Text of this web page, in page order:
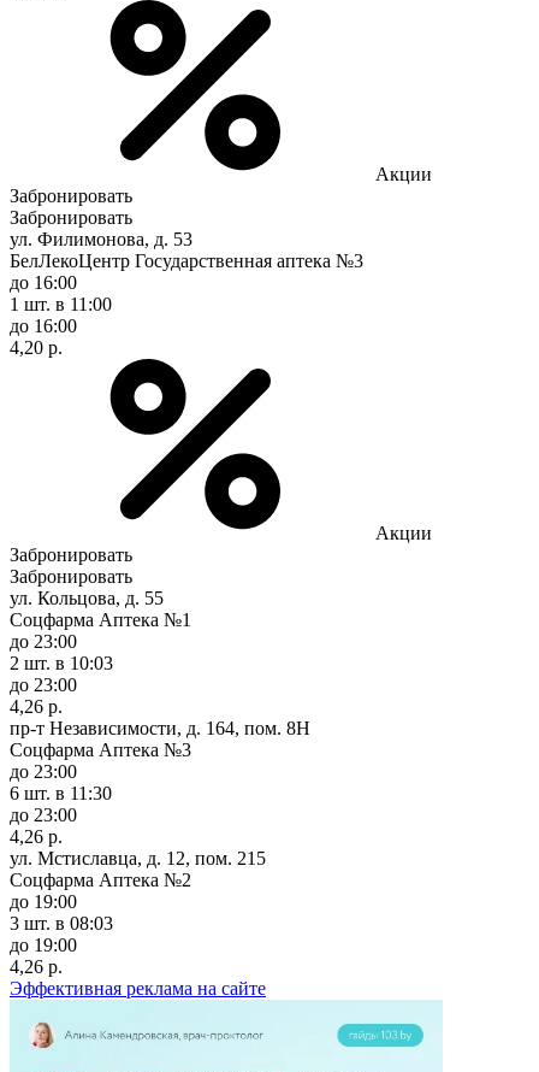
Акции
Забронировать
Забронировать
ул. Филимонова, д. 53
БелЛекоЦентр Государственная аптека №3
до 16:00
1 шт. в 11:00
до 16:00
4,20 р.
Акции
Забронировать
Забронировать
ул. Кольцова, д. 55
Соцфарма Аптека №1
до 23:00
2 шт. в 10:03
до 23:00
4,26 р.
пр-т Независимости, д. 164, пом. 8Н
Соцфарма Аптека №3
до 23:00
6 шт. в 11:30
до 23:00
4,26 р.
ул. Мстиславца, д. 12, пом. 215
Соцфарма Аптека №2
до 19:00
3 шт. в 08:03
до 19:00
4,26 р.
Эффективная реклама на сайте